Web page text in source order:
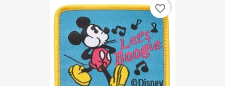
favorite_border